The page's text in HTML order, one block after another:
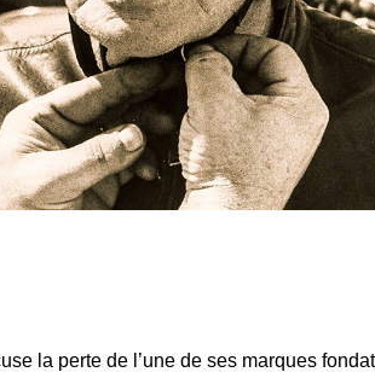
la perte de l’une de ses marques